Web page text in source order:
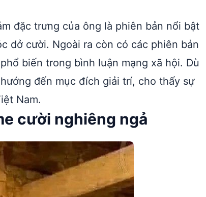
đặc trưng của ông là phiên bản nổi bật
dở cười. Ngoài ra còn có các phiên bản
biến trong bình luận mạng xã hội. Dù
đến mục đích giải trí, cho thấy sự
Nam.
cười nghiêng ngả